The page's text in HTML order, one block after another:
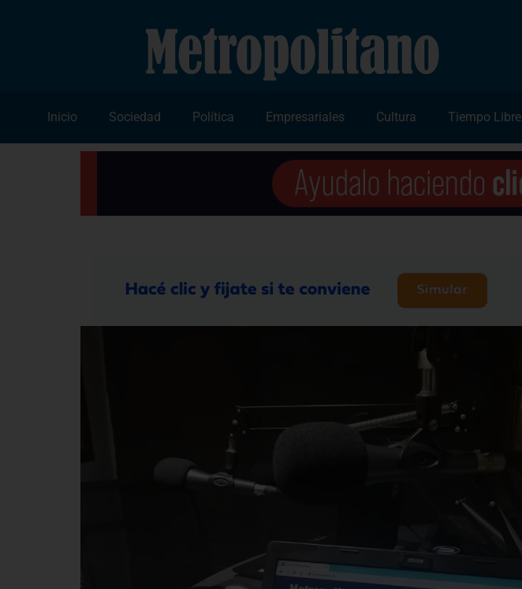
Inicio Sociedad Política Empresariales Cultura Tiempo Libre